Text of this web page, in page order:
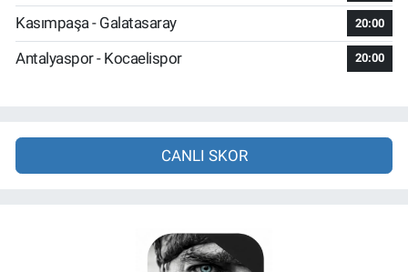
Kasımpaşa - Galatasaray 20:00
Antalyaspor - Kocaelispor 20:00
CANLI SKOR